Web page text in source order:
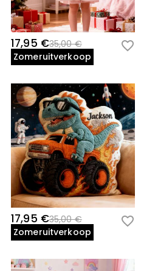
17,95 €35,00 €
Zomeruitverkoop
17,95 €35,00 €
Zomeruitverkoop